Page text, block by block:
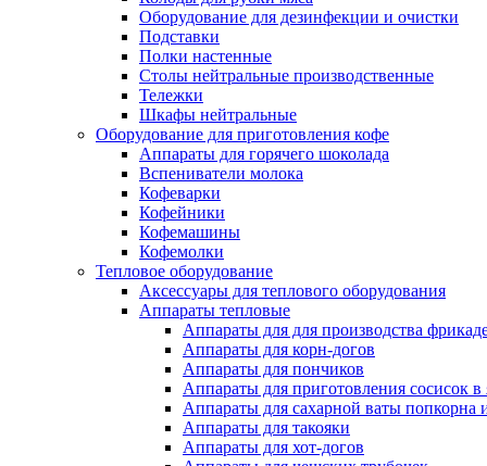
Оборудование для дезинфекции и очистки
Подставки
Полки настенные
Столы нейтральные производственные
Тележки
Шкафы нейтральные
Оборудование для приготовления кофе
Аппараты для горячего шоколада
Вспениватели молока
Кофеварки
Кофейники
Кофемашины
Кофемолки
Тепловое оборудование
Аксессуары для теплового оборудования
Аппараты тепловые
Аппараты для для производства
Аппараты для корн-догов
Аппараты для пончиков
Аппараты для приготовления сосисок в
Аппараты для сахарной ваты попкорна
Аппараты для такояки
Аппараты для хот-догов